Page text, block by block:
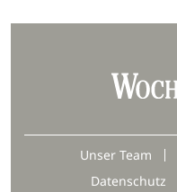
Unser Team
Datenschutz